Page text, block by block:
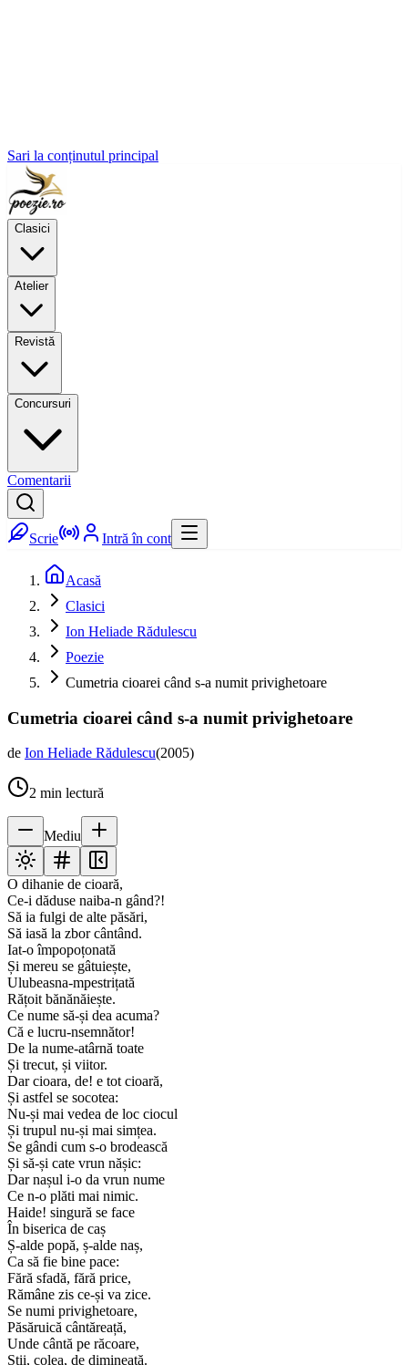
Sari la conținutul principal
Clasici
Atelier
Revistă
Concursuri
Comentarii
Scrie Intră în cont
Acasă
Clasici
Ion Heliade Rădulescu
Poezie
Cumetria cioarei când s-a numit privighetoare
Cumetria cioarei când s-a numit privighetoare
de Ion Heliade Rădulescu(2005)
2 min lectură
Mediu
O dihanie de cioară,
Ce-i dăduse naiba-n gând?!
Să ia fulgi de alte păsări,
Să iasă la zbor cântând.
Iat-o împopoțonată
Și mereu se gâtuiește,
Ulubeasna-mpestrițată
Rățoit bănănăiește.
Ce nume să-și dea acuma?
Că e lucru-nsemnător!
De la nume-atârnă toate
Și trecut, și viitor.
Dar cioara, de! e tot cioară,
Și astfel se socotea:
Nu-și mai vedea de loc ciocul
Și trupul nu-și mai simțea.
Se gândi cum s-o brodească
Și să-și cate vrun nășic:
Dar nașul i-o da vrun nume
Ce n-o plăti mai nimic.
Haide! singură se face
În biserica de caș
Ș-alde popă, ș-alde naș,
Ca să fie bine pace:
Fără sfadă, fără price,
Rămâne zis ce-și va zice.
Se numi privighetoare,
Păsăruică cântăreață,
Unde cântă pe răcoare,
Știi, colea, de dimineață.